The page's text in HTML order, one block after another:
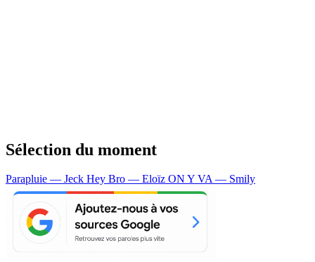
Sélection du moment
Parapluie — Jeck Hey Bro — Eloïz ON Y VA — Smily